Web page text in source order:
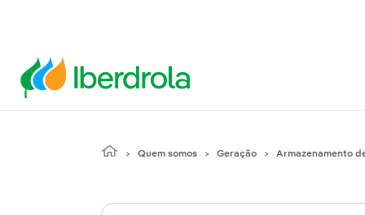
Quem somos Geração Armazenamento